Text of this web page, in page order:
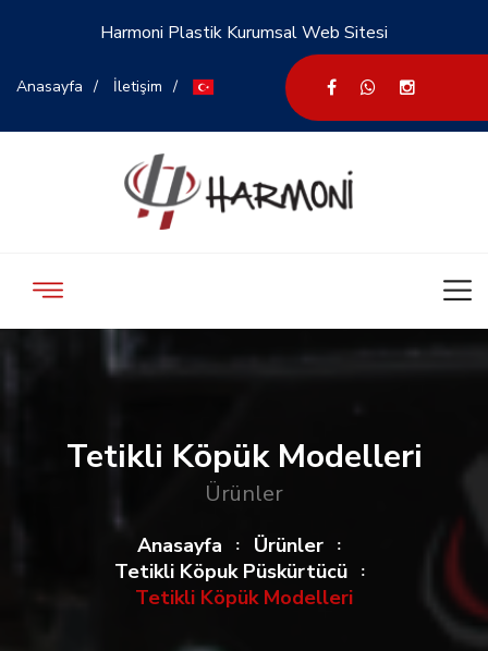
Harmoni Plastik Kurumsal Web Sitesi
Anasayfa İletişim
Tetikli Köpük Modelleri
Ürünler
Anasayfa
Ürünler
Tetikli Köpuk Püskürtücü
Tetikli Köpük Modelleri